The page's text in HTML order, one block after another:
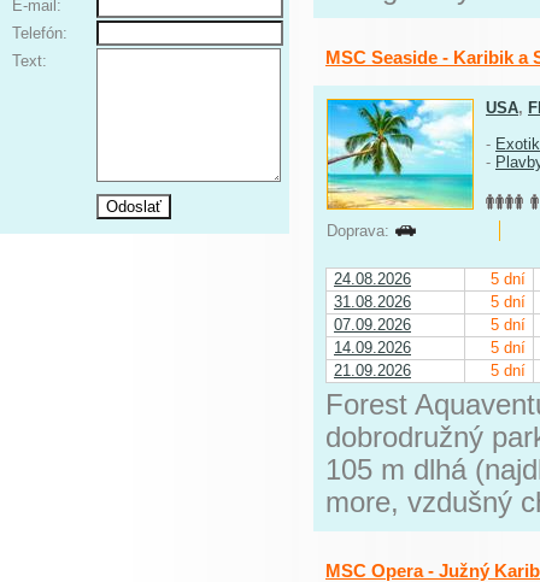
E-mail:
Telefón:
Text:
MSC Seaside - Karibik a
USA,
-
-
Doprava:
24.08.2026
5 dní
31.08.2026
5 dní
07.09.2026
5 dní
14.09.2026
5 dní
21.09.2026
5 dní
Forest
dobrodružný
105 m dlhá
more, vzdušný
MSC Opera - Južný